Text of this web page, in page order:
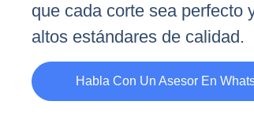
que cada corte sea perfecto
altos estándares de calidad.
Habla Con Un Asesor En